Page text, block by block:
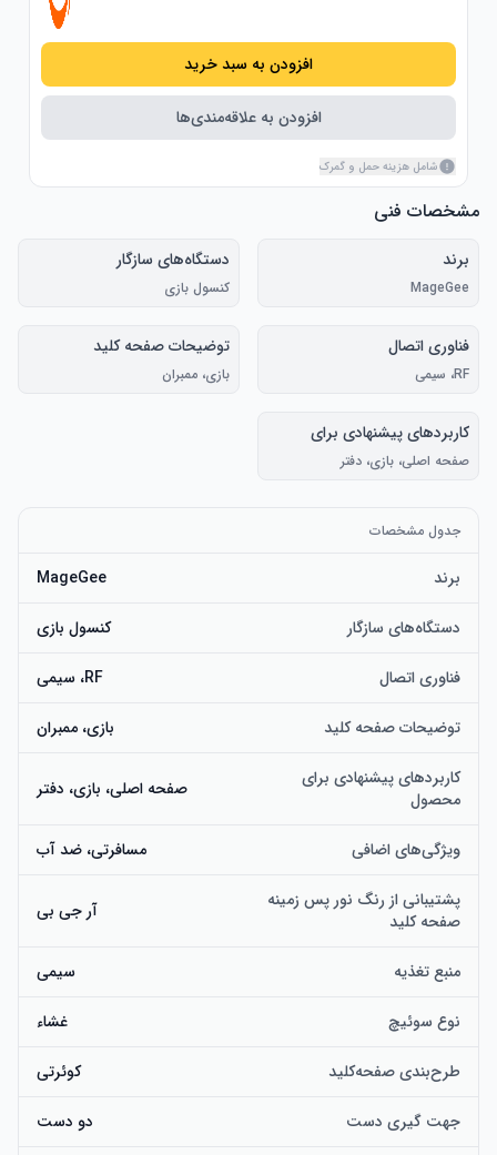
افزودن به سبد خرید
افزودن به علاقه‌مندی‌ها
شامل هزینه حمل و گمرک
مشخصات فنی
برند
MageGee
دستگاه‌های سازگار
کنسول بازی
فناوری اتصال
RF، سیمی
توضیحات صفحه کلید
بازی، ممبران
کاربردهای پیشنهادی برای
محصول
صفحه اصلی، بازی، دفتر
جدول مشخصات
برند MageGee
دستگاه‌های سازگار کنسول بازی
فناوری اتصال RF، سیمی
توضیحات صفحه کلید بازی، ممبران
کاربردهای پیشنهادی برای
محصول
صفحه اصلی، بازی، دفتر
ویژگی‌های اضافی مسافرتی، ضد آب
پشتیبانی از رنگ نور پس زمینه
صفحه کلید
آر جی بی
منبع تغذیه سیمی
نوع سوئیچ غشاء
طرح‌بندی صفحه‌کلید کوئرتی
جهت گیری دست دو دست